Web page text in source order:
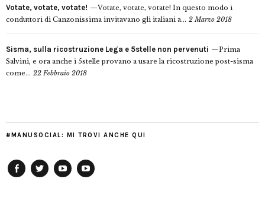
Votate, votate, votate!
Votate, votate, votate! In questo modo i
conduttori di Canzonissima invitavano gli italiani a... 2 Marzo 2018
Sisma, sulla ricostruzione Lega e 5stelle non pervenuti
Prima
Salvini, e ora anche i 5stelle provano a usare la ricostruzione post-sisma
come... 22 Febbraio 2018
#MANUSOCIAL: MI TROVI ANCHE QUI